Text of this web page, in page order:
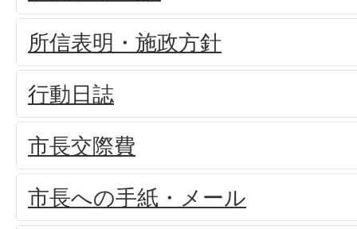
所信表明・施政方針
行動日誌
市長交際費
市長への手紙・メール